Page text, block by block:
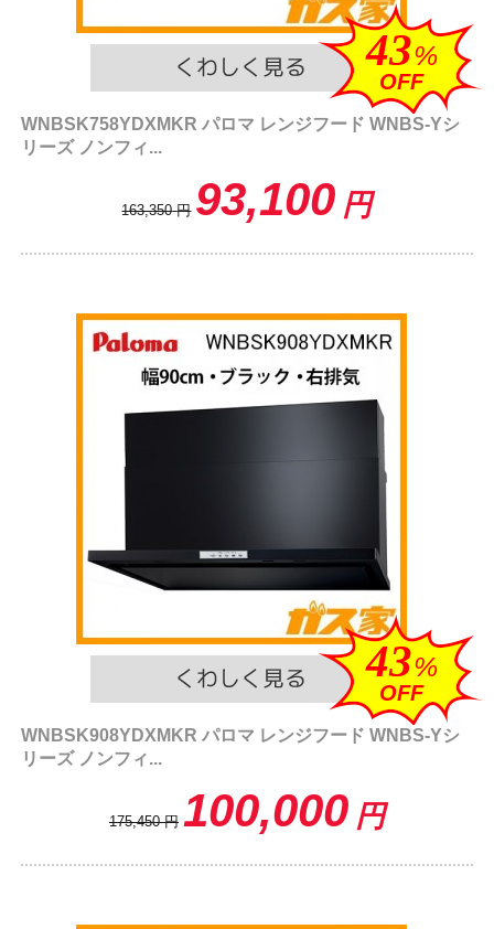
43%
OFF
WNBSK758YDXMKR パロマ レンジフード WNBS-Yシ
リーズ ノンフィ...
163,350 円 93,100 円
43%
OFF
WNBSK908YDXMKR パロマ レンジフード WNBS-Yシ
リーズ ノンフィ...
175,450 円 100,000 円